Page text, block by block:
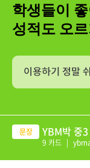
학생들이
성적도 오
YBM박 중
9 카드 |